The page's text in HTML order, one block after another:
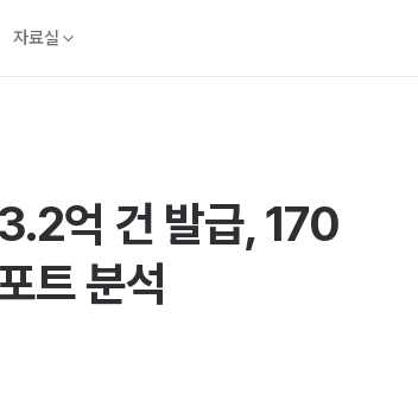
자료실
억 건 발급, 170
트 분석